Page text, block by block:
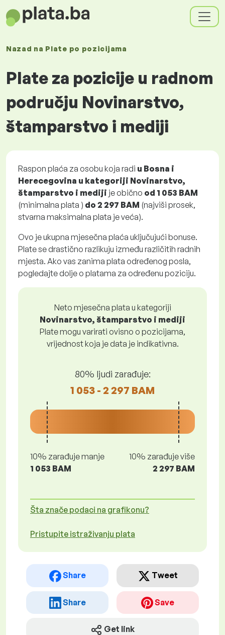
Nazad na Plate po pozicijama
Plate za pozicije u radnom
području Novinarstvo,
štamparstvo i mediji
Raspon plaća za osobu koja radi u Bosna i
Herecegovina u kategoriji Novinarstvo,
štamparstvo i mediji je obično od 1 053 BAM
(minimalna plata ) do 2 297 BAM (najviši prosek,
stvarna maksimalna plata je veća).
Ovo je ukupna mjesečna plaća uključujući bonuse.
Plate se drastično razlikuju između različitih radnih
mjesta. Ako vas zanima plata određenog posla,
pogledajte dolje o platama za određenu poziciju.
Neto mjesečna plata u kategoriji
Novinarstvo, štamparstvo i mediji
Plate mogu varirati ovisno o pozicijama,
vrijednost koja je data je indikativna.
80% ljudi zarađuje:
1 053 - 2 297 BAM
10% zarađuje manje
1 053 BAM
10% zarađuje više
2 297 BAM
Šta znače podaci na grafikonu?
Pristupite istraživanju plata
Share Tweet
Share Save
Get link